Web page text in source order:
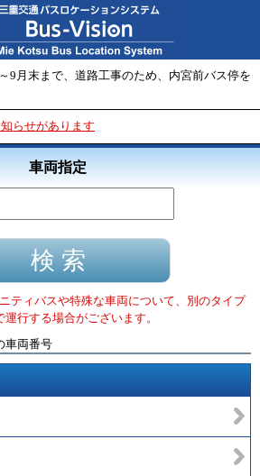
9月末まで、道路工事のため、内宮前バス停を
らせがあります
車両指定
ティバスや特殊な車両について、別のタイプ
運行する場合がございます。
車両番号